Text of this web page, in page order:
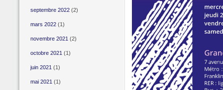
septembre 2022(2)
mars 2022(1)
novembre 2021 (2)
octobre 2021 (1)
juin 2021 (1)
mai 2021 (1)